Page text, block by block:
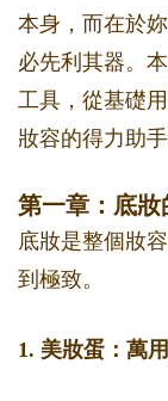
本身，而在於
必先利其器。
工具，從基礎
妝容的得力助手
第一章：底
底妝是整個妝
到極致。
1. 美妝蛋：萬